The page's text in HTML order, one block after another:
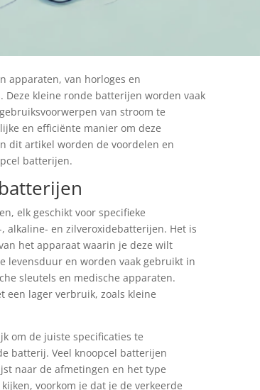
apparaten, van horloges en
kleine ronde batterijen worden vaak
van stroom te
en efficiënte manier om deze
dit artikel worden de voordelen en
batterijen.
elk geschikt voor specifieke
alkaline- en zilveroxidebatterijen. Het is
het apparaat waarin je deze wilt
levensduur en worden vaak gebruikt in
sleutels en medische apparaten.
een lager verbruik, zoals kleine
om de juiste specificaties te
batterij. Veel knoopcel batterijen
naar de afmetingen en het type
voorkom je dat je de verkeerde